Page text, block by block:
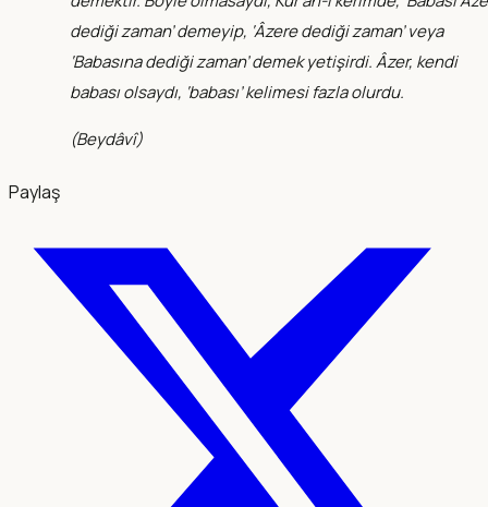
dediği zaman’ demeyip, ‘Âzere dediği zaman’ veya
‘Babasına dediği zaman’ demek yetişirdi. Âzer, kendi
babası olsaydı, ‘babası’ kelimesi fazla olurdu.
(Beydâvî)
Paylaş